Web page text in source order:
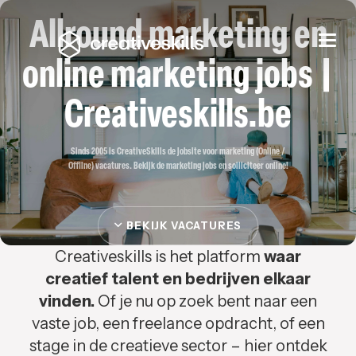
Allround marketing en
online marketing jobs |
Creativeskills.be
Sinds 2005 is CreativeSkills de jobsite voor marketing (Online /
Offline) vacatures. Bekijk de marketing jobs en solliciteer online!
BEKIJK VACATURES
Creativeskills is het platform waar
creatief talent en bedrijven elkaar
vinden. Of je nu op zoek bent naar een
vaste job, een freelance opdracht, of een
stage in de creatieve sector – hier ontdek